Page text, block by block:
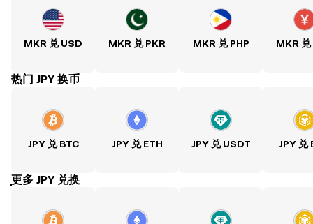
MKR 兑 USD MKR 兑 PKR MKR 兑 PHP MKR 兑
热门 JPY 换币
JPY 兑 BTC JPY 兑 ETH JPY 兑 USDT JPY 兑
ִִִִִִִִִִִִִִִִִִִִִִִִִִִִִִִִִִִִִִִִִִִִִִִִ更多 JPY 兑换